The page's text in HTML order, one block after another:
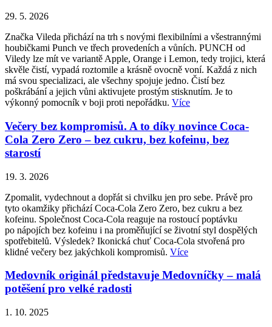
29. 5. 2026
Značka Vileda přichází na trh s novými flexibilními a všestrannými
houbičkami Punch ve třech provedeních a vůních. PUNCH od
Viledy lze mít ve variantě Apple, Orange i Lemon, tedy trojici, která
skvěle čistí, vypadá roztomile a krásně ovocně voní. Každá z nich
má svou specializaci, ale všechny spojuje jedno. Čistí bez
poškrábání a jejich vůni aktivujete prostým stisknutím. Je to
výkonný pomocník v boji proti nepořádku. Více
Večery bez kompromisů. A to díky novince Coca-
Cola Zero Zero – bez cukru, bez kofeinu, bez
starostí
19. 3. 2026
Zpomalit, vydechnout a dopřát si chvilku jen pro sebe. Právě pro
tyto okamžiky přichází Coca-Cola Zero Zero, bez cukru a bez
kofeinu. Společnost Coca-Cola reaguje na rostoucí poptávku
po nápojích bez kofeinu i na proměňující se životní styl dospělých
spotřebitelů. Výsledek? Ikonická chuť Coca-Cola stvořená pro
klidné večery bez jakýchkoli kompromisů. Více
Medovník originál představuje Medovníčky – malá
potěšení pro velké radosti
1. 10. 2025